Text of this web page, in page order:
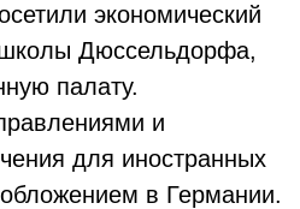
экономический
Дюссельдорфа,
палату.
и
для иностранных
в Германии.